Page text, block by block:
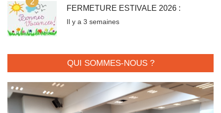
FERMETURE ESTIVALE 2026 :
Il y a 3 semaines
QUI SOMMES-NOUS ?